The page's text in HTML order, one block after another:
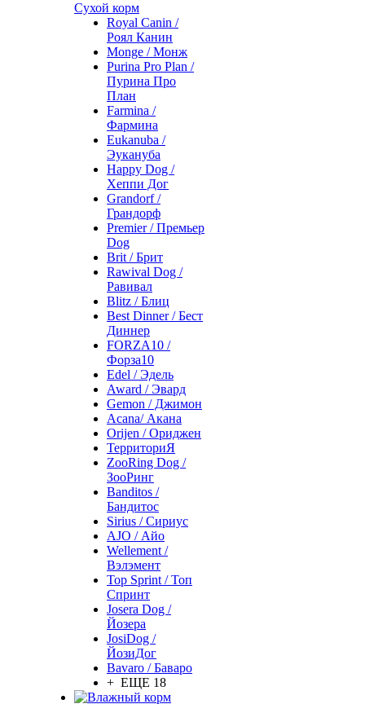
Сухой корм
Royal Canin /
Роял Канин
Monge / Монж
Purina Pro Plan /
Пурина Про
План
Farmina /
Фармина
Eukanuba /
Эукануба
Happy Dog /
Хеппи Дог
Grandorf /
Грандорф
Premier / Премьер
Dog
Brit / Брит
Rawival Dog /
Равивал
Blitz / Блиц
Best Dinner / Бест
Диннер
FORZA10 /
Форза10
Edel / Эдель
Award / Эвард
Gemon / Джимон
Acana/ Акана
Orijen / Ориджен
ТерриториЯ
ZooRing Dog /
ЗооРинг
Banditos /
Бандитос
Sirius / Сириус
AJO / Айо
Wellement /
Вэлэмент
Top Sprint / Топ
Спринт
Josera Dog /
Йозера
JosiDog /
ЙозиДог
Bavaro / Баваро
+ ЕЩЕ 18